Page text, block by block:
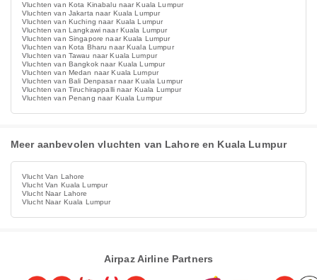
Vluchten van Kota Kinabalu naar Kuala Lumpur
Vluchten van Jakarta naar Kuala Lumpur
Vluchten van Kuching naar Kuala Lumpur
Vluchten van Langkawi naar Kuala Lumpur
Vluchten van Singapore naar Kuala Lumpur
Vluchten van Kota Bharu naar Kuala Lumpur
Vluchten van Tawau naar Kuala Lumpur
Vluchten van Bangkok naar Kuala Lumpur
Vluchten van Medan naar Kuala Lumpur
Vluchten van Bali Denpasar naar Kuala Lumpur
Vluchten van Tiruchirappalli naar Kuala Lumpur
Vluchten van Penang naar Kuala Lumpur
Meer aanbevolen vluchten van Lahore en Kuala Lumpur
Vlucht Van Lahore
Vlucht Van Kuala Lumpur
Vlucht Naar Lahore
Vlucht Naar Kuala Lumpur
Airpaz Airline Partners